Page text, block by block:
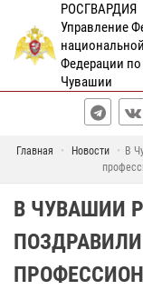
РОСГВАРДИЯ
Управление
Федерации
Чувашии
Главная Новости
В
В ЧУВАШИИ